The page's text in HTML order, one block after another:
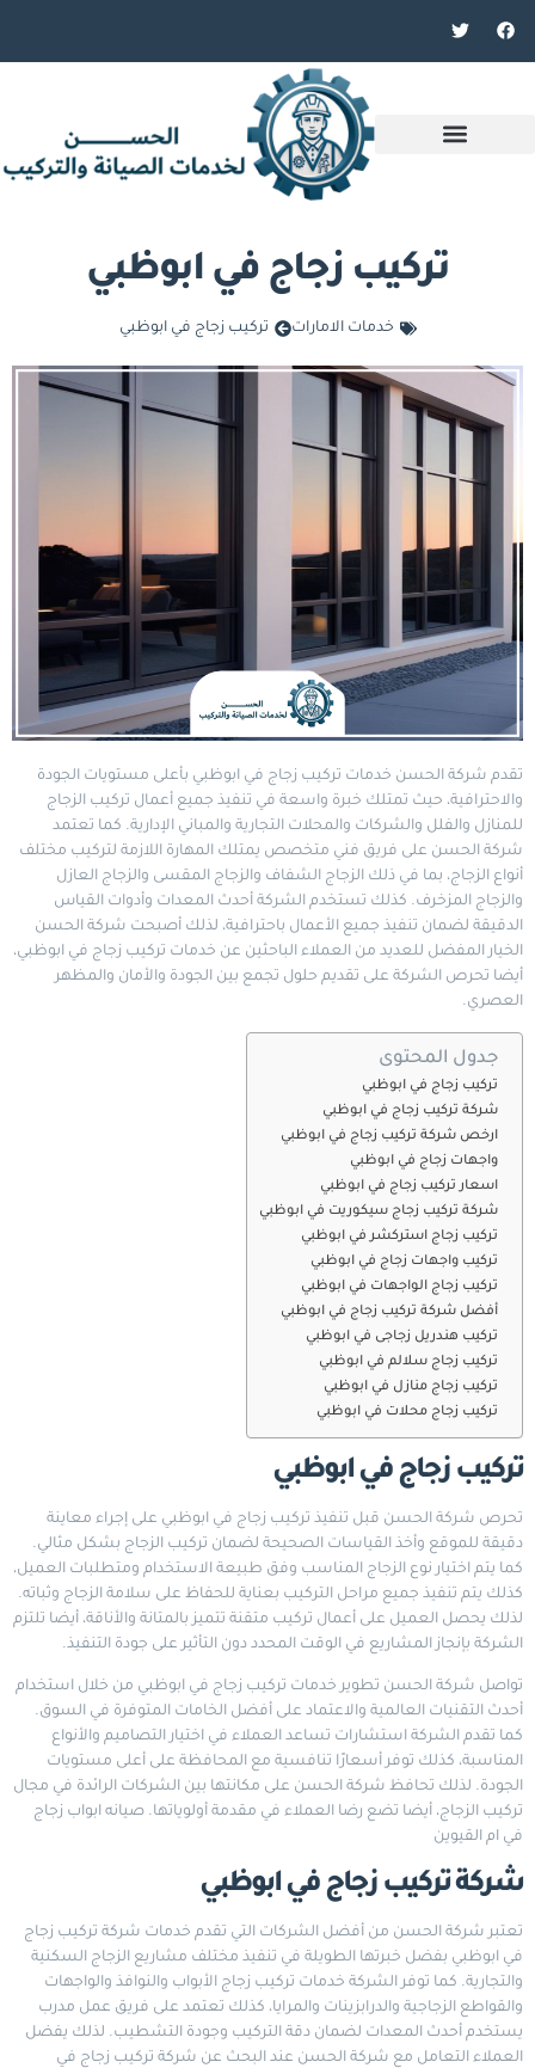
تركيب زجاج في ابوظبي
خدمات الامارات تركيب زجاج في ابوظبي
تقدم شركة الحسن خدمات تركيب زجاج في ابوظبي بأعلى مستويات الجودة
والاحترافية، حيث تمتلك خبرة واسعة في تنفيذ جميع أعمال تركيب الزجاج
للمنازل والفلل والشركات والمحلات التجارية والمباني الإدارية. كما تعتمد
شركة الحسن على فريق فني متخصص يمتلك المهارة اللازمة لتركيب مختلف
أنواع الزجاج، بما في ذلك الزجاج الشفاف والزجاج المقسى والزجاج العازل
والزجاج المزخرف. كذلك تستخدم الشركة أحدث المعدات وأدوات القياس
الدقيقة لضمان تنفيذ جميع الأعمال باحترافية، لذلك أصبحت شركة الحسن
الخيار المفضل للعديد من العملاء الباحثين عن خدمات تركيب زجاج في ابوظبي،
أيضا تحرص الشركة على تقديم حلول تجمع بين الجودة والأمان والمظهر
العصري.
جدول المحتوى
تركيب زجاج في ابوظبي
شركة تركيب زجاج في ابوظبي
ارخص شركة تركيب زجاج في ابوظبي
واجهات زجاج في ابوظبي
اسعار تركيب زجاج في ابوظبي
شركة تركيب زجاج سيكوريت في ابوظبي
تركيب زجاج استركشر في ابوظبي
تركيب واجهات زجاج في ابوظبي
تركيب زجاج الواجهات في ابوظبي
أفضل شركة تركيب زجاج في ابوظبي
تركيب هندريل زجاجى في ابوظبي
تركيب زجاج سلالم في ابوظبي
تركيب زجاج منازل في ابوظبي
تركيب زجاج محلات في ابوظبي
تركيب زجاج في ابوظبي
تحرص شركة الحسن قبل تنفيذ تركيب زجاج في ابوظبي على إجراء معاينة
دقيقة للموقع وأخذ القياسات الصحيحة لضمان تركيب الزجاج بشكل مثالي.
كما يتم اختيار نوع الزجاج المناسب وفق طبيعة الاستخدام ومتطلبات العميل،
كذلك يتم تنفيذ جميع مراحل التركيب بعناية للحفاظ على سلامة الزجاج وثباته.
لذلك يحصل العميل على أعمال تركيب متقنة تتميز بالمتانة والأناقة، أيضا تلتزم
الشركة بإنجاز المشاريع في الوقت المحدد دون التأثير على جودة التنفيذ.
تواصل شركة الحسن تطوير خدمات تركيب زجاج في ابوظبي من خلال استخدام
أحدث التقنيات العالمية والاعتماد على أفضل الخامات المتوفرة في السوق.
كما تقدم الشركة استشارات تساعد العملاء في اختيار التصاميم والأنواع
المناسبة، كذلك توفر أسعارًا تنافسية مع المحافظة على أعلى مستويات
الجودة. لذلك تحافظ شركة الحسن على مكانتها بين الشركات الرائدة في مجال
تركيب الزجاج، أيضا تضع رضا العملاء في مقدمة أولوياتها. صيانه ابواب زجاج
في ام القيوين
شركة تركيب زجاج في ابوظبي
تعتبر شركة الحسن من أفضل الشركات التي تقدم خدمات شركة تركيب زجاج
في ابوظبي بفضل خبرتها الطويلة في تنفيذ مختلف مشاريع الزجاج السكنية
والتجارية. كما توفر الشركة خدمات تركيب زجاج الأبواب والنوافذ والواجهات
والقواطع الزجاجية والدرابزينات والمرايا، كذلك تعتمد على فريق عمل مدرب
يستخدم أحدث المعدات لضمان دقة التركيب وجودة التشطيب. لذلك يفضل
العملاء التعامل مع شركة الحسن عند البحث عن شركة تركيب زجاج في